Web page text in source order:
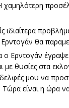
χαμηλότερη
ιδιαίτερα
θα
Ερντογάν
θυσίες στα
μου να
Τώρα είναι η ώρα